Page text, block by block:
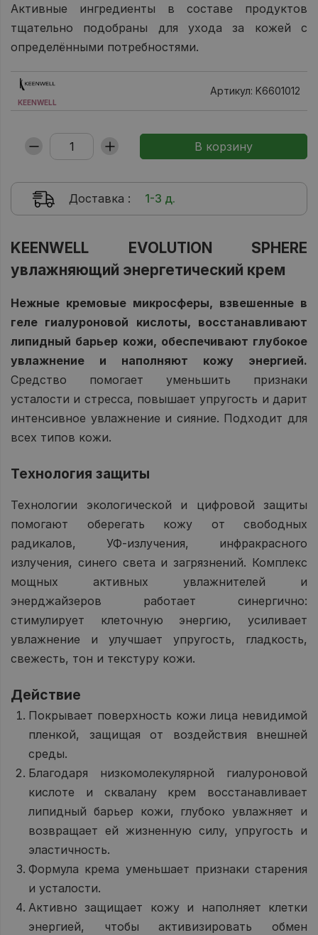
Активные ингредиенты в составе продуктов
тщательно подобраны для ухода за кожей с
определёнными потребностями.
KEENWELL
Артикул: K6601012
Доставка : 1-3 д.
KEENWELL EVOLUTION SPHERE
увлажняющий энергетический крем
Нежные кремовые микросферы, взвешенные в
геле гиалуроновой кислоты, восстанавливают
липидный барьер кожи, обеспечивают глубокое
увлажнение и наполняют кожу энергией.
Средство помогает уменьшить признаки
усталости и стресса, повышает упругость и дарит
интенсивное увлажнение и сияние. Подходит для
всех типов кожи.
Технология защиты
Технологии экологической и цифровой защиты
помогают оберегать кожу от свободных
радикалов, УФ-излучения, инфракрасного
излучения, синего света и загрязнений. Комплекс
мощных активных увлажнителей и
энерджайзеров работает синергично:
стимулирует клеточную энергию, усиливает
увлажнение и улучшает упругость, гладкость,
свежесть, тон и текстуру кожи.
Действие
Покрывает поверхность кожи лица невидимой
пленкой, защищая от воздействия внешней
среды.
Благодаря низкомолекулярной гиалуроновой
кислоте и сквалану крем восстанавливает
липидный барьер кожи, глубоко увлажняет и
возвращает ей жизненную силу, упругость и
эластичность.
Формула крема уменьшает признаки старения
и усталости.
Активно защищает кожу и наполняет клетки
энергией, чтобы активизировать обмен